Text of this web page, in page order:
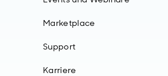
Marketplace
Support
Karriere